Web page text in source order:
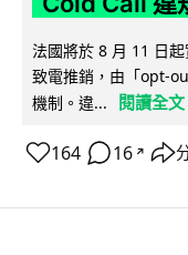
法國將於 8 月 11 日
致電推銷，由「opt-
機制。違...
閱讀全文
164 16 ↗